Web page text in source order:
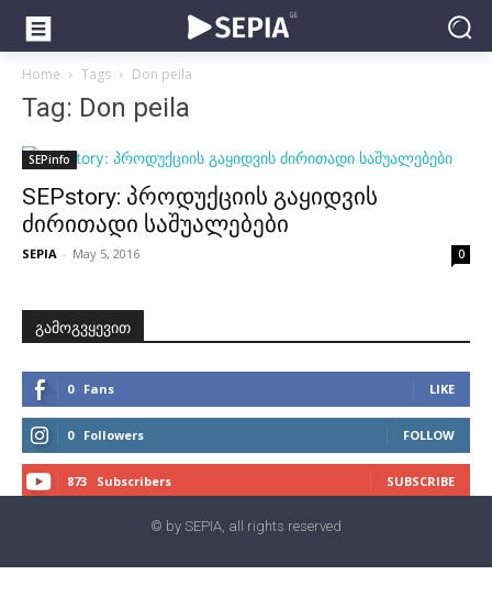
Home Tags Don peila
Tag: Don peila
SEPinfo
SEPstory: პროდუქციის გაყიდვის
ძირითადი საშუალებები
SEPIA - May 5, 2016 0
გამოგვყევით
0 Fans LIKE
0 Followers FOLLOW
873 Subscribers SUBSCRIBE
© by SEPIA, all rights reserved